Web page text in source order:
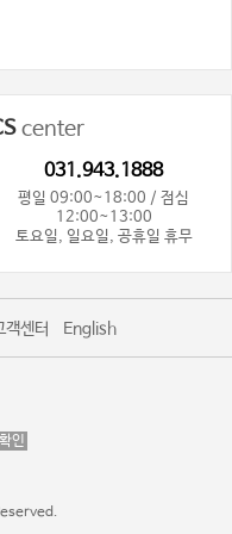
center
031.943.1888
평일 09:00~18:00 / 점심
12:00~13:00
토요일, 일요일, 공휴일 휴무
객센터 English
인